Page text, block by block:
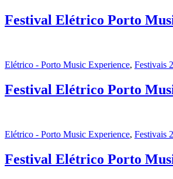
Festival Elétrico Porto
Elétrico - Porto Music Experience, Festivais
Festival Elétrico Porto
Elétrico - Porto Music Experience, Festivais
Festival Elétrico Porto